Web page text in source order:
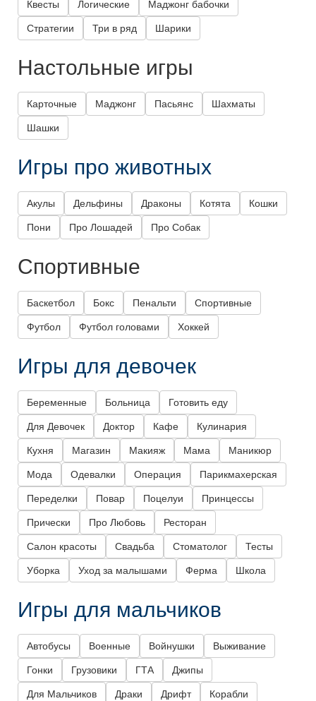
Квесты Логические Маджонг бабочки
Стратегии Три в ряд Шарики
Настольные игры
Карточные Маджонг Пасьянс Шахматы
Шашки
Игры про животных
Акулы Дельфины Драконы Котята Кошки
Пони Про Лошадей Про Собак
Спортивные
Баскетбол Бокс Пенальти Спортивные
Футбол Футбол головами Хоккей
Игры для девочек
Беременные Больница Готовить еду
Для Девочек Доктор Кафе Кулинария
Кухня Магазин Макияж Мама Маникюр
Мода Одевалки Операция Парикмахерская
Переделки Повар Поцелуи Принцессы
Прически Про Любовь Ресторан
Салон красоты Свадьба Стоматолог Тесты
Уборка Уход за малышами Ферма Школа
Игры для мальчиков
Автобусы Военные Войнушки Выживание
Гонки Грузовики ГТА Джипы
Для Мальчиков Драки Дрифт Корабли